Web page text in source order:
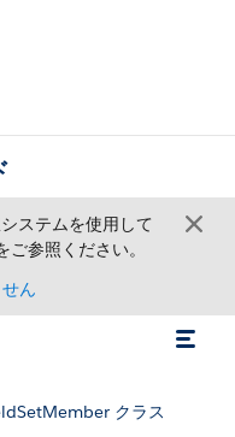
ステムを使用して
ご参照ください。
ん
クラス